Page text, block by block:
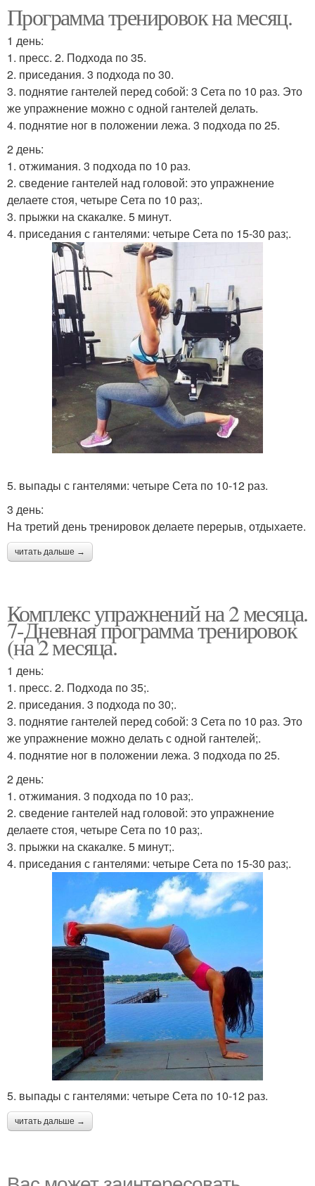
Программа тренировок на месяц.
1 день:
1. пресс. 2. Подхода по 35.
2. приседания. 3 подхода по 30.
3. поднятие гантелей перед собой: 3 Сета по 10 раз. Это
же упражнение можно с одной гантелей делать.
4. поднятие ног в положении лежа. 3 подхода по 25.
2 день:
1. отжимания. 3 подхода по 10 раз.
2. сведение гантелей над головой: это упражнение
делаете стоя, четыре Сета по 10 раз;.
3. прыжки на скакалке. 5 минут.
4. приседания с гантелями: четыре Сета по 15-30 раз;.
5. выпады с гантелями: четыре Сета по 10-12 раз.
3 день:
На третий день тренировок делаете перерыв, отдыхаете.
читать дальше →
Комплекс упражнений на 2 месяца.
7-Дневная программа тренировок
(на 2 месяца.
1 день:
1. пресс. 2. Подхода по 35;.
2. приседания. 3 подхода по 30;.
3. поднятие гантелей перед собой: 3 Сета по 10 раз. Это
же упражнение можно делать с одной гантелей;.
4. поднятие ног в положении лежа. 3 подхода по 25.
2 день:
1. отжимания. 3 подхода по 10 раз;.
2. сведение гантелей над головой: это упражнение
делаете стоя, четыре Сета по 10 раз;.
3. прыжки на скакалке. 5 минут;.
4. приседания с гантелями: четыре Сета по 15-30 раз;.
5. выпады с гантелями: четыре Сета по 10-12 раз.
читать дальше →